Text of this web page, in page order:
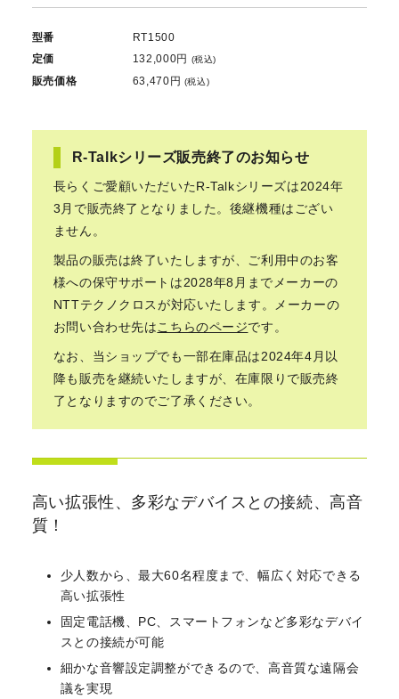
型番
RT1500
定価
132,000円 (税込)
販売価格 63,470円 (税込)
R-Talkシリーズ販売終了のお知らせ
長らくご愛顧いただいたR-Talkシリーズは2024年
3月で販売終了となりました。後継機種はござい
ません。
製品の販売は終了いたしますが、ご利用中のお客
様への保守サポートは2028年8月までメーカーの
NTTテクノクロスが対応いたします。メーカーの
お問い合わせ先はこちらのページです。
なお、当ショップでも一部在庫品は2024年4月以
降も販売を継続いたしますが、在庫限りで販売終
了となりますのでご了承ください。
高い拡張性、多彩なデバイスとの接続、高音
質！
少人数から、最大60名程度まで、幅広く対応できる
高い拡張性
固定電話機、PC、スマートフォンなど多彩なデバイ
スとの接続が可能
細かな音響設定調整ができるので、高音質な遠隔会
議を実現